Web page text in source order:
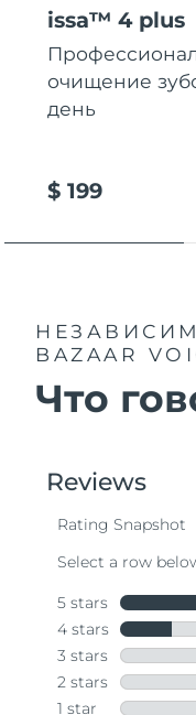
issa™ 4 plus
очищение
день
$ 199
BAZAAR
Что